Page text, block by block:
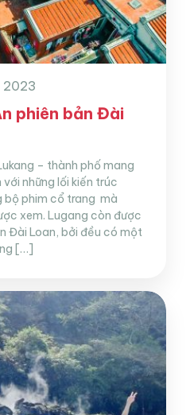
2023
phiên bản Đài
– thành phố mang
những lối kiến trúc
bộ phim cổ trang mà
xem. Lugang còn được
Đài Loan, bởi đều có một
[…]